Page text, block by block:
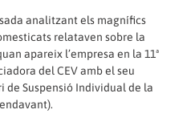
analitzant els magnífics
relataven sobre la
apareix l’empresa en la 11ª
del CEV amb el seu
de Suspensió Individual de la